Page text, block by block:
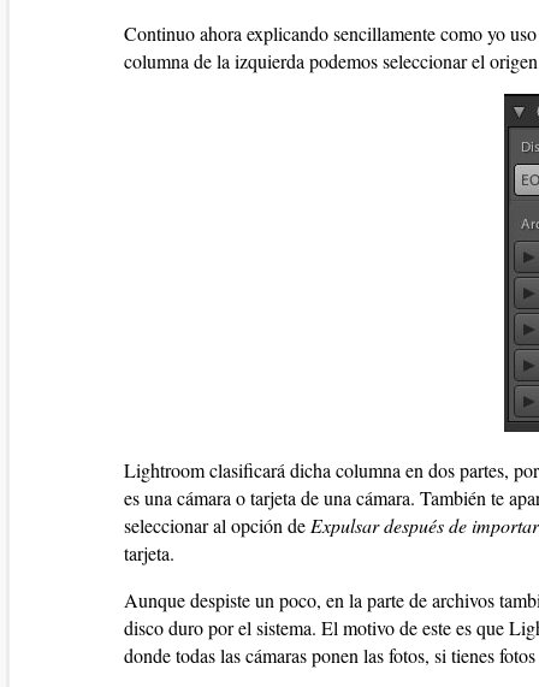
Continuo ahora explicando sencillamente como yo
columna de la izquierda podemos seleccionar el
Lightroom clasificará dicha columna en dos partes,
es una cámara o tarjeta de una cámara. También te
seleccionar al opción de Expulsar después de importar
tarjeta.
Aunque despiste un poco, en la parte de archivos
disco duro por el sistema. El motivo de este es que
donde todas las cámaras ponen las fotos, si tienes